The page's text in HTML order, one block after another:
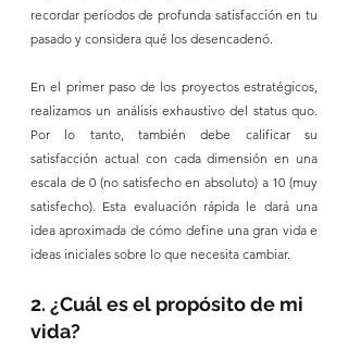
recordar períodos de profunda satisfacción en tu
pasado y considera qué los desencadenó.
En el primer paso de los proyectos estratégicos,
realizamos un análisis exhaustivo del status quo.
Por lo tanto, también debe calificar su
satisfacción actual con cada dimensión en una
escala de 0 (no satisfecho en absoluto) a 10 (muy
satisfecho). Esta evaluación rápida le dará una
idea aproximada de cómo define una gran vida e
ideas iniciales sobre lo que necesita cambiar.
2. ¿Cuál es el propósito de mi
vida?